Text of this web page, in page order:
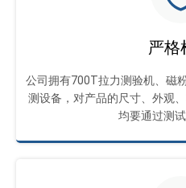
严格
公司拥有700T拉力测验机、磁
测设备，对产品的尺寸、外观
均要通过测试